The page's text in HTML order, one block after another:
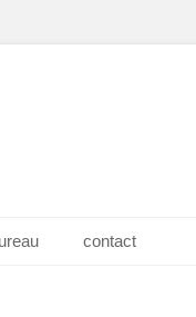
contact